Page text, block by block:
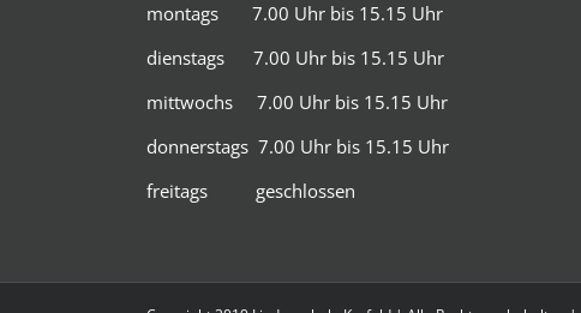
montags 7.00 Uhr bis 15.15 Uhr
dienstags 7.00 Uhr bis 15.15 Uhr
mittwochs 7.00 Uhr bis 15.15 Uhr
donnerstags 7.00 Uhr bis 15.15 Uhr
freitags geschlossen